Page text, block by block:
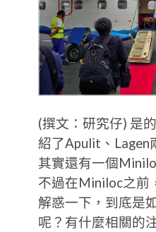
(撰文：研究仔) 是
紹了Apulit、Lagen
其實還有一個
不過在Miniloc之前
解惑一下，到底是
呢？有什麼相關的